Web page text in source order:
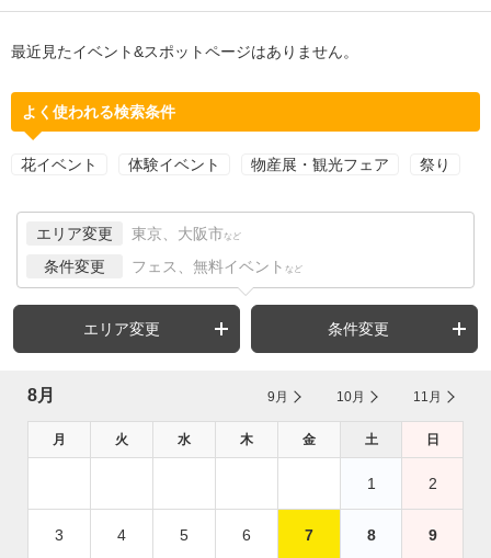
最近見たイベント&スポットページはありません。
よく使われる検索条件
花イベント 体験イベント 物産展・観光フェア 祭り
エリア変更 東京、大阪市 など
条件変更 フェス、無料イベント など
エリア変更 条件変更
8月 9月 10月 11月
月 火 水 木 金 土 日
1 2
3 4 5 6 7 8 9